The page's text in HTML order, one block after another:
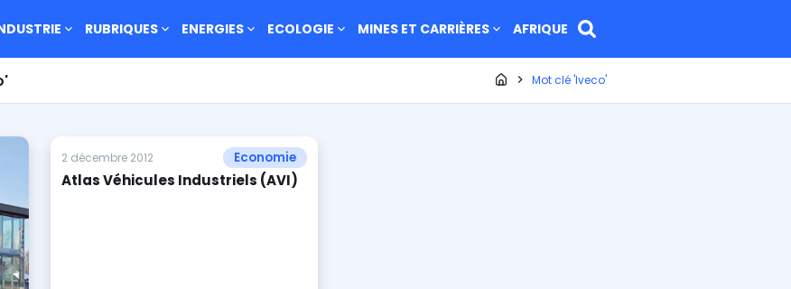
RUBRIQUES ENERGIES ECOLOGIE MINES ET CARRIÈRES AFRIQUE
Page d'accueil
Mot clé 'Iveco'
2 décembre 2012 Economie
Atlas Véhicules Industriels (AVI)